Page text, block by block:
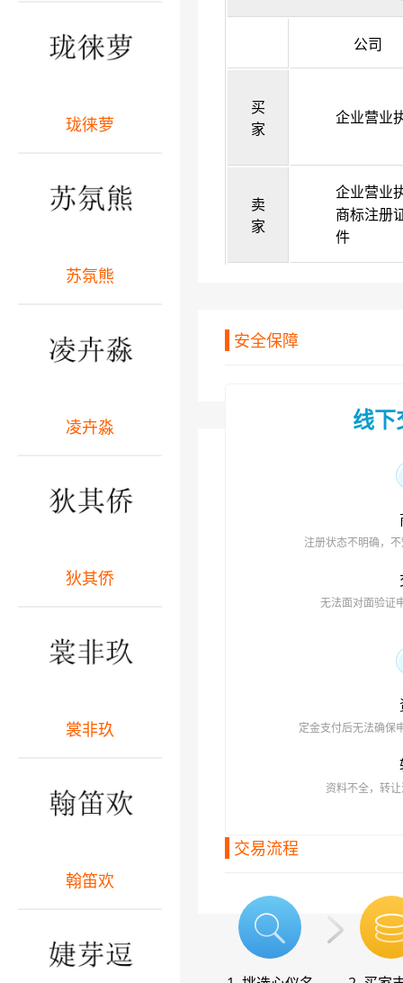
公司
买
家
企业营业
卖
家
企业营业
商标注册
件
安全保障
线下
注册状态不明确，
无法面对面验证
定金支付后无法确保
资料不全，转
交易流程
珑徕萝
苏氛熊
凌卉淼
狄其侨
裳非玖
翰笛欢